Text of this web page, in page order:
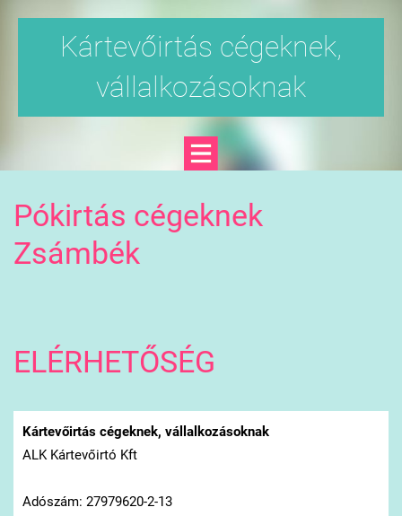
Kártevőirtás cégeknek,
vállalkozásoknak
Pókirtás cégeknek
Zsámbék
ELÉRHETŐSÉG
Kártevőirtás cégeknek, vállalkozásoknak
ALK Kártevőirtó Kft
Adószám: 27979620-2-13